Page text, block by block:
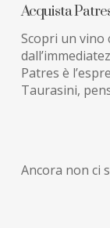
Acquista
Scopri un vino
Patres è
Taurasini,
Ancora non ci